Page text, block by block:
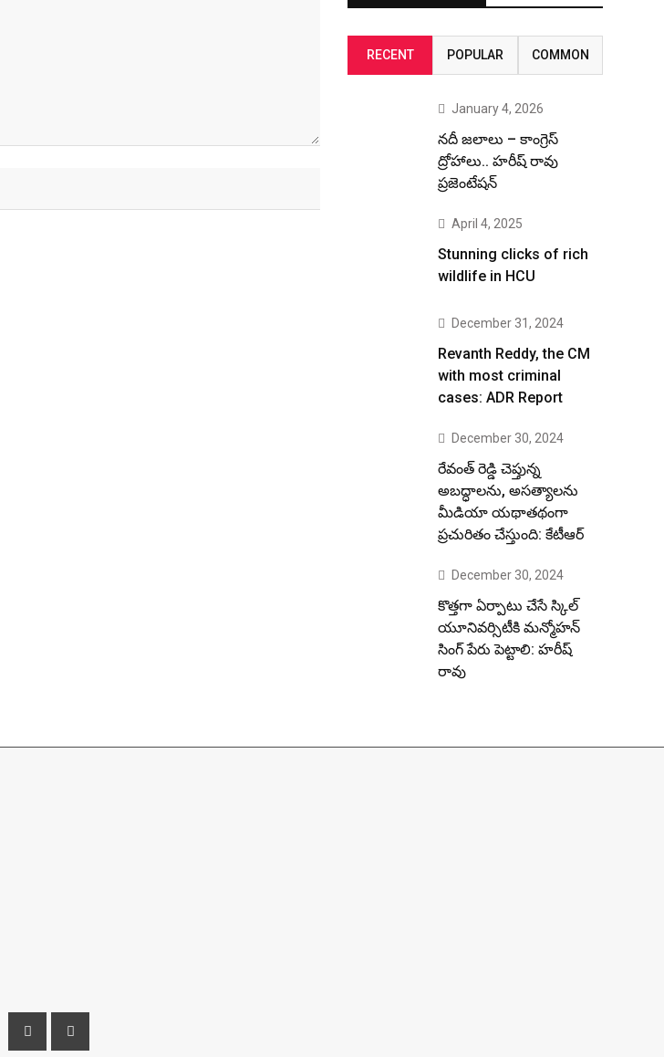
RECENT POPULAR COMMON
January 4, 2026
నదీ జలాలు – కాంగ్రెస్
ద్రోహాలు.. హరీష్ రావు
ప్రజెంటేషన్
April 4, 2025
Stunning clicks of rich
wildlife in HCU
December 31, 2024
Revanth Reddy, the CM
with most criminal
cases: ADR Report
December 30, 2024
రేవంత్ రెడ్డి చెప్తున్న
అబద్ధాలను, అసత్యాలను
మీడియా యథాతథంగా
ప్రచురితం చేస్తుంది: కేటీఆర్
December 30, 2024
కొత్తగా ఏర్పాటు చేసే స్కిల్
యూనివర్సిటీకి మన్మోహన్
సింగ్ పేరు పెట్టాలి: హరీష్
రావు